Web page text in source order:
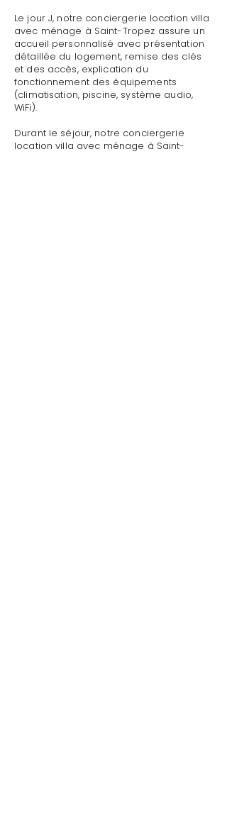
Le jour J, notre conciergerie location villa
avec ménage à Saint-Tropez assure un
accueil personnalisé avec présentation
détaillée du logement, remise des clés
et des accès, explication du
fonctionnement des équipements
(climatisation, piscine, système audio,
WiFi).
Durant le séjour, notre conciergerie
location villa avec ménage à Saint-